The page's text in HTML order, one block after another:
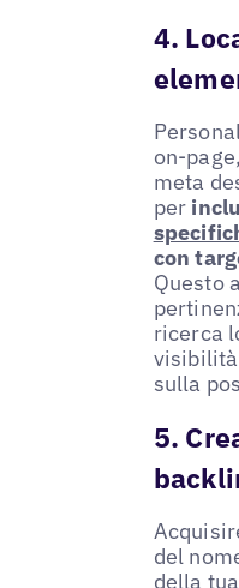
4.
on-
meta
per
con
Questo
ricerca
sulla
5.
del
della